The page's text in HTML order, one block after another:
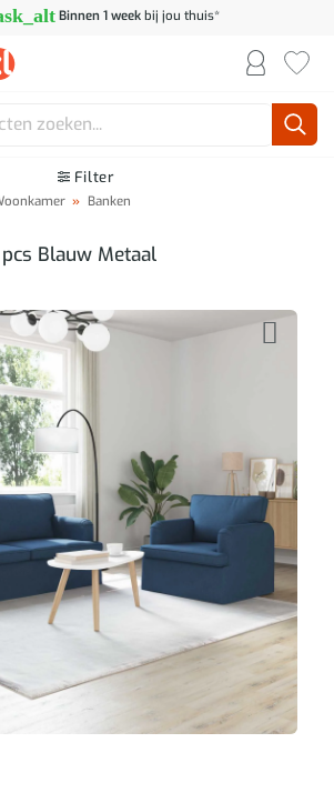
Binnen 1 weekbij jou thuis*
Filter
» Banken
Blauw Metaal